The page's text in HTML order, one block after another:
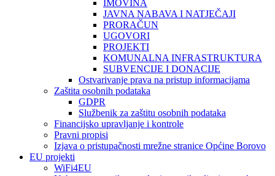
IMOVINA
JAVNA NABAVA I NATJEČAJI
PRORAČUN
UGOVORI
PROJEKTI
KOMUNALNA INFRASTRUKTURA
SUBVENCIJE I DONACIJE
Ostvarivanje prava na pristup informacijama
Zaštita osobnih podataka
GDPR
Službenik za zaštitu osobnih podataka
Financijsko upravljanje i kontrole
Pravni propisi
Izjava o pristupačnosti mrežne stranice Općine Borovo
EU projekti
WiFi4EU